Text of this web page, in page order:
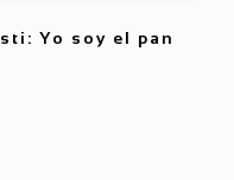
Yo soy el pan